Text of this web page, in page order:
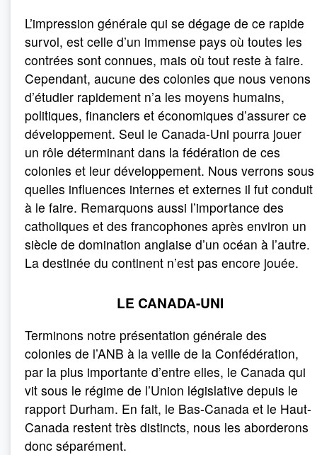
L’impression générale qui se dégage de ce rapide
survol, est celle d’un immense pays où toutes les
contrées sont connues, mais où tout reste à faire.
Cependant, aucune des colonies que nous venons
d’étudier rapidement n’a les moyens humains,
politiques, financiers et économiques d’assurer ce
développement. Seul le Canada-Uni pourra jouer
un rôle déterminant dans la fédération de ces
colonies et leur développement. Nous verrons sous
quelles influences internes et externes il fut conduit
à le faire. Remarquons aussi l’importance des
catholiques et des francophones après environ un
siècle de domination anglaise d’un océan à l’autre.
La destinée du continent n’est pas encore jouée.
LE CANADA-UNI
Terminons notre présentation générale des
colonies de l’ANB à la veille de la Confédération,
par la plus importante d’entre elles, le Canada qui
vit sous le régime de l’Union législative depuis le
rapport Durham. En fait, le Bas-Canada et le Haut-
Canada restent très distincts, nous les aborderons
donc séparément.